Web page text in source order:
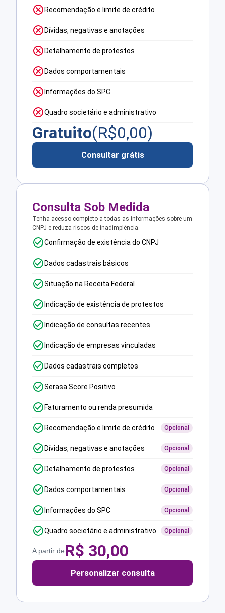
Recomendação e limite de crédito
Dívidas, negativas e anotações
Detalhamento de protestos
Dados comportamentais
Informações do SPC
Quadro societário e administrativo
Gratuito(R$0,00)
Consultar grátis
Consulta Sob Medida
Tenha acesso completo a todas as informações sobre um
CNPJ e reduza riscos de inadimplência.
Confirmação de existência do CNPJ
Dados cadastrais básicos
Situação na Receita Federal
Indicação de existência de protestos
Indicação de consultas recentes
Indicação de empresas vinculadas
Dados cadastrais completos
Serasa Score Positivo
Faturamento ou renda presumida
Recomendação e limite de crédito Opcional
Dívidas, negativas e anotações Opcional
Detalhamento de protestos Opcional
Dados comportamentais Opcional
Informações do SPC Opcional
Quadro societário e administrativo Opcional
A partir deR$ 30,00
Personalizar consulta